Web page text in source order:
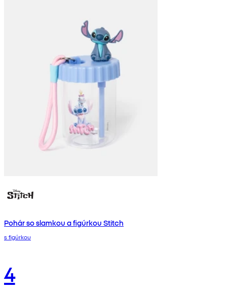
Pohár so slamkou a figúrkou Stitch
s figúrkou
4